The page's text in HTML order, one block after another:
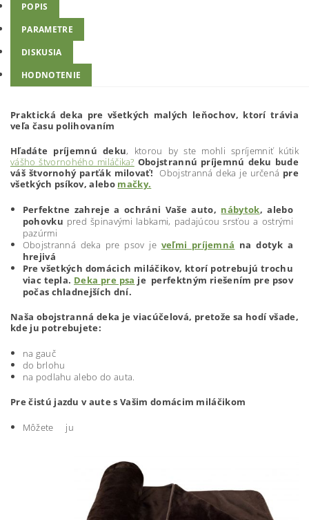
POPIS
PARAMETRE
DISKUSIA
HODNOTENIE
Praktická deka pre všetkých malých leňochov, ktorí trávia
veľa času polihovaním
Hľadáte príjemnú deku, ktorou by ste mohli spríjemniť kútik
vášho štvornohého miláčika? Obojstrannú príjemnú deku bude
váš štvornohý parťák milovať! Obojstranná deka je určená pre
všetkých psíkov, alebo mačky.
Perfektne zahreje a ochráni Vaše auto, nábytok, alebo
pohovku pred špinavými labkami, padajúcou srsťou a ostrými
pazúrmi
Obojstranná deka pre psov je veľmi príjemná na dotyk a
hrejivá
Pre všetkých domácich miláčikov, ktorí potrebujú trochu
viac tepla. Deka pre psa je perfektným riešením pre psov
počas chladnejších dní.
Naša obojstranná deka je viacúčelová, pretože sa hodí všade,
kde ju potrebujete:
na gauč
do brlohu
na podlahu alebo do auta.
Pre čistú jazdu v aute s Vašim domácim miláčikom
Môžete ju